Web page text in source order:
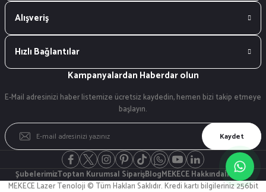
Alışveriş
Hızlı Bağlantılar
Kampanyalardan Haberdar olun
E-Mail adresinizi haber listemize ücretsiz kaydedin, hemen bizi takip etmeye
başlayın.
Kaydet
ŞubelerimizToptan Kurumsal SiparişBlogMEKECE Hakkındaİletişim
MEKECE Lazer Tenoloji © Tüm Hakları Saklıdır. Kredi kartı bilgileriniz 256bit